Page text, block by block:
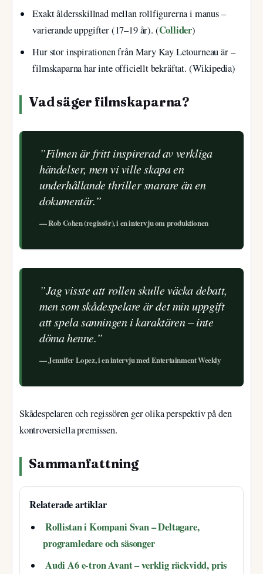
Exakt åldersskillnad mellan rollfigurerna i manus –
varierande uppgifter (17–19 år). (Collider)
Hur stor inspirationen från Mary Kay Letourneau är –
filmskaparna har inte officiellt bekräftat. (Wikipedia)
Vad säger filmskaparna?
”Filmen är fritt inspirerad av verkliga
händelser, men vi ville skapa en
underhållande thriller snarare än en
dokumentär.”
— Rob Cohen (regissör), i en intervju om produktionen
”Jag visste att rollen skulle väcka debatt,
men som skådespelare är det min uppgift
att spela sanningen i karaktären – inte
döma henne.”
— Jennifer Lopez, i en intervju med Entertainment Weekly
Skådespelaren och regissören ger olika perspektiv på den
kontroversiella premissen.
Sammanfattning
Relaterade artiklar
Rollistan i Kompani Svan – Deltagare,
programledare och säsonger
Audi A6 e-tron Avant – verklig räckvidd, pris